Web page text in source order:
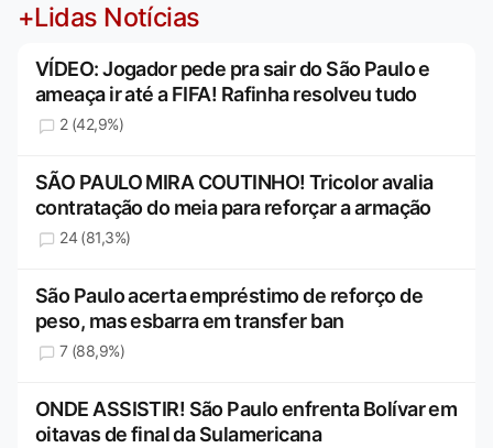
+Lidas Notícias
VÍDEO: Jogador pede pra sair do São Paulo e
ameaça ir até a FIFA! Rafinha resolveu tudo
2 (42,9%)
SÃO PAULO MIRA COUTINHO! Tricolor avalia
contratação do meia para reforçar a armação
24 (81,3%)
São Paulo acerta empréstimo de reforço de
peso, mas esbarra em transfer ban
7 (88,9%)
ONDE ASSISTIR! São Paulo enfrenta Bolívar em
oitavas de final da Sulamericana